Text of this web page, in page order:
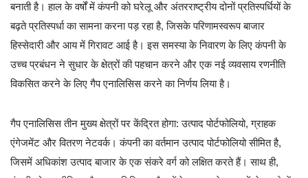
बनाती है। हाल के वर्षों में कंपनी को घरेलू और अंतरराष्ट्रीय दोनों प्रतिस्पर्धियों के
बढ़ते प्रतिस्पर्धा का सामना करना पड़ रहा है, जिसके परिणामस्वरूप बाजार
हिस्सेदारी और आय में गिरावट आई है। इस समस्या के निवारण के लिए कंपनी के
उच्च प्रबंधन ने सुधार के क्षेत्रों की पहचान करने और एक नई व्यवसाय रणनीति
विकसित करने के लिए गैप एनालिसिस करने का निर्णय लिया है।
गैप एनालिसिस तीन मुख्य क्षेत्रों पर केंद्रित होगा: उत्पाद पोर्टफोलियो, ग्राहक
एंगेजमेंट और वितरण नेटवर्क। कंपनी का वर्तमान उत्पाद पोर्टफोलियो सीमित है,
जिसमें अधिकांश उत्पाद बाजार के एक संकरे वर्ग को लक्षित करते हैं। साथ ही,